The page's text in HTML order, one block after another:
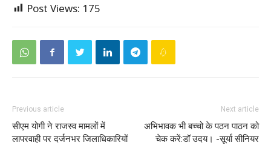
Post Views: 175
Previous article
सीएम योगी ने राजस्व मामलों में
लापरवाही पर दर्जनभर जिलाधिकारियों
Next article
अभिभावक भी बच्चो के पठन पाठन को
चेक करें:डॉ उदय। -सूर्या सीनियर